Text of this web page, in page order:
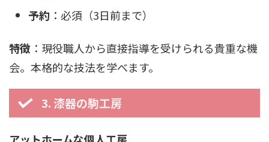
予約 ：必須（3日前まで）
特徴 ：現役職人から直接指導を受けられる貴重な機
会。本格的な技法を学べます。
3. 漆器の駒工房